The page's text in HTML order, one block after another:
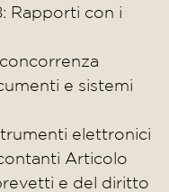
Rapporti con i
e sistemi
elettronici
Articolo
e del diritto